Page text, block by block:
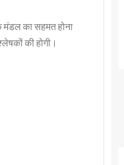
मंडल का सहमत होना
की होगी।